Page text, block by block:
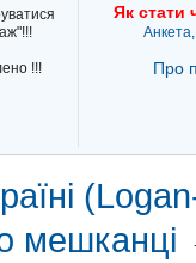
!!!
Як стати
Про
мешканці